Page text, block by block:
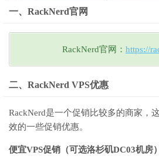
一、RackNerd官网
RackNerd官网： https://
二、RackNerd VPS优惠
RackNerd是一个促销比较多的商家，
效的一些促销优惠。
便宜VPS促销（可选洛杉矶DC03机房）